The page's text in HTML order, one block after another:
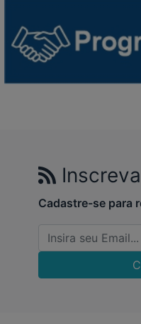
Cadastre-se para